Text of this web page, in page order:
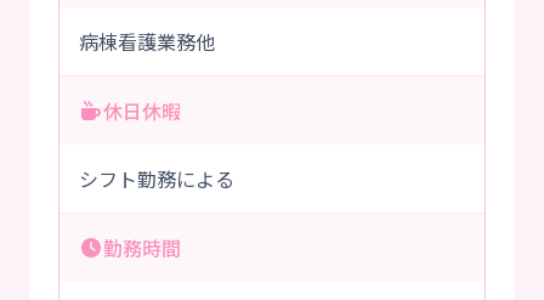
病棟看護業務他
休日休暇
シフト勤務による
勤務時間